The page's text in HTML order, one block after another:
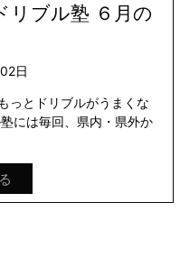
リブル塾 ６月の
日
っとドリブルがうまくな
には毎回、県内・県外か